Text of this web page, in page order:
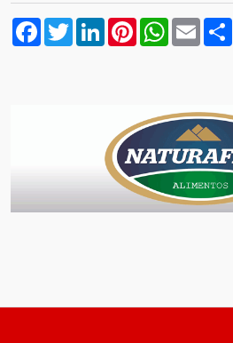
Facebook
TwitterLinkedInPinterestWhatsApp
Email